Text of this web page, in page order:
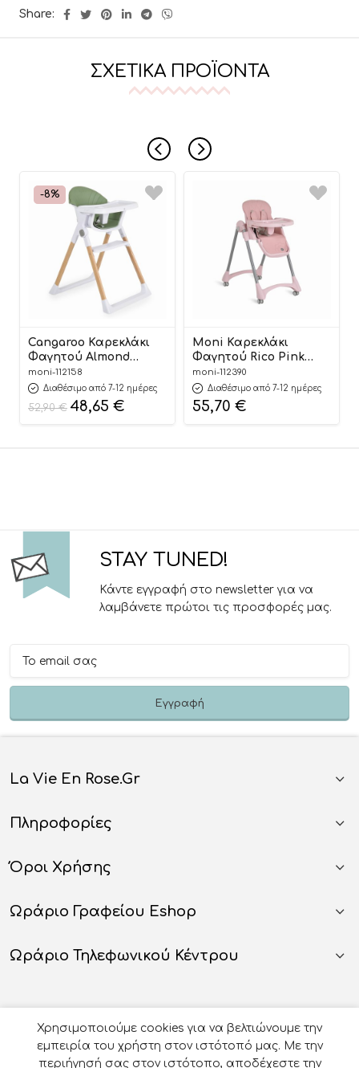
Share:
ΣΧΕΤΙΚΆ ΠΡΟΪΌΝΤΑ
-8%
Cangaroo Καρεκλάκι
Φαγητού Almond
Green 3801005152865
moni-112158
Διαθέσιμο από 7-12 ημέρες
52,90€ 48,65 €
Moni Καρεκλάκι
Φαγητού Rico Pink
3801005153466
moni-112390
Διαθέσιμο από 7-12 ημέρες
55,70 €
STAY TUNED!
Κάντε εγγραφή στο newsletter για να
λαμβάνετε πρώτοι τις προσφορές μας.
La Vie En Rose.gr
Πληροφορίες
Όροι Χρήσης
Ωράριο Γραφείου Eshop
Ωράριο Τηλεφωνικού Κέντρου
Χρησιμοποιούμε cookies για να βελτιώνουμε την
εμπειρία του χρήστη στον ιστότοπό μας. Με την
περιήγησή σας στον ιστότοπο, αποδέχεστε την